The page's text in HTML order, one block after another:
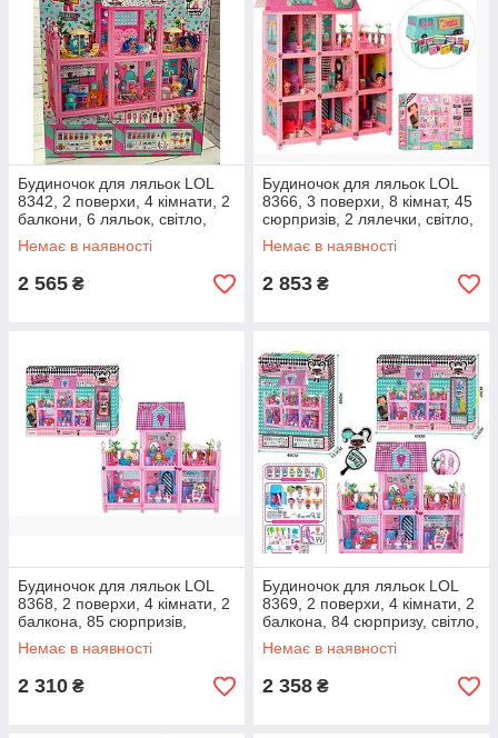
Будиночок для ляльок LOL
8342, 2 поверхи, 4 кімнати, 2
балкони, 6 ляльок, світло,
звук, на батарейках в коробці
Немає в наявності
2 565 ₴
Будиночок для ляльок LOL
8366, 3 поверхи, 8 кімнат, 45
сюрпризів, 2 лялечки, світло,
звук, на батарейках в коробці
Немає в наявності
2 853 ₴
Будиночок для ляльок LOL
8368, 2 поверхи, 4 кімнати, 2
балкона, 85 сюрпризів,
світло, звук, на батарейках в
коробці
Немає в наявності
2 310 ₴
Будиночок для ляльок LOL
8369, 2 поверхи, 4 кімнати, 2
балкона, 84 сюрпризу, світло,
звук, на батарейках в коробці
Немає в наявності
2 358 ₴